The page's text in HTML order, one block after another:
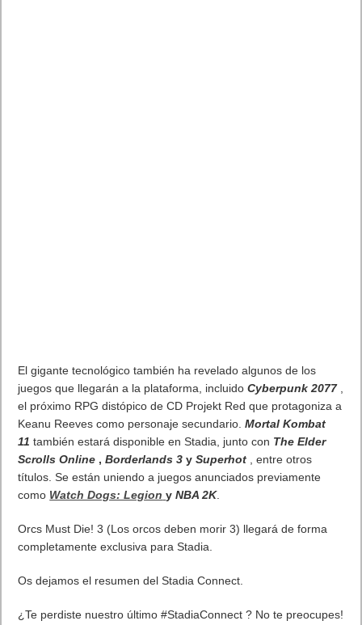
El gigante tecnológico también ha revelado algunos de los
juegos que llegarán a la plataforma, incluido Cyberpunk 2077,
el próximo RPG distópico de CD Projekt Red que protagoniza a
Keanu Reeves como personaje secundario. Mortal Kombat
11 también estará disponible en Stadia, junto con The Elder
Scrolls Online ,Borderlands 3 ySuperhot , entre otros
títulos. Se están uniendo a juegos anunciados previamente
como Watch Dogs: Legion yNBA 2K.
Orcs Must Die! 3 (Los orcos deben morir 3) llegará de forma
completamente exclusiva para Stadia.
Os dejamos el resumen del Stadia Connect.
¿Te perdiste nuestro último #StadiaConnect ? No te preocupes!